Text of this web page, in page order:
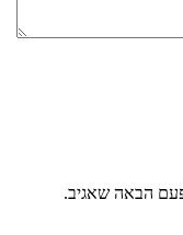
הבאה שאגיב.